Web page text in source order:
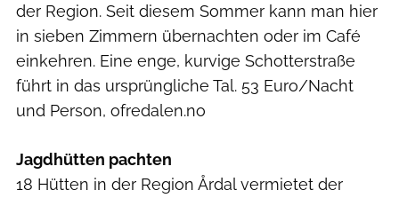
der Region. Seit diesem Sommer kann man hier
in sieben Zimmern übernachten oder im Café
einkehren. Eine enge, kurvige Schotterstraße
führt in das ursprüngliche Tal. 53 Euro/Nacht
und Person, ofredalen.no
Jagdhütten pachten
18 Hütten in der Region Årdal vermietet der